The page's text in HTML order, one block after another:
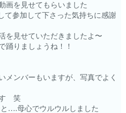
画を見せてもらいました
て参加して下さった気持ちに感謝
を見せていただきましたよ〜
踊りましょうね！！
メンバーもいますが、写真でよく
す 笑
….母心でウルウルしました